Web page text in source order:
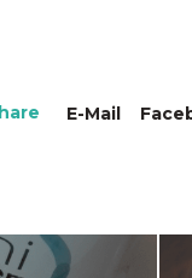
E-Mail